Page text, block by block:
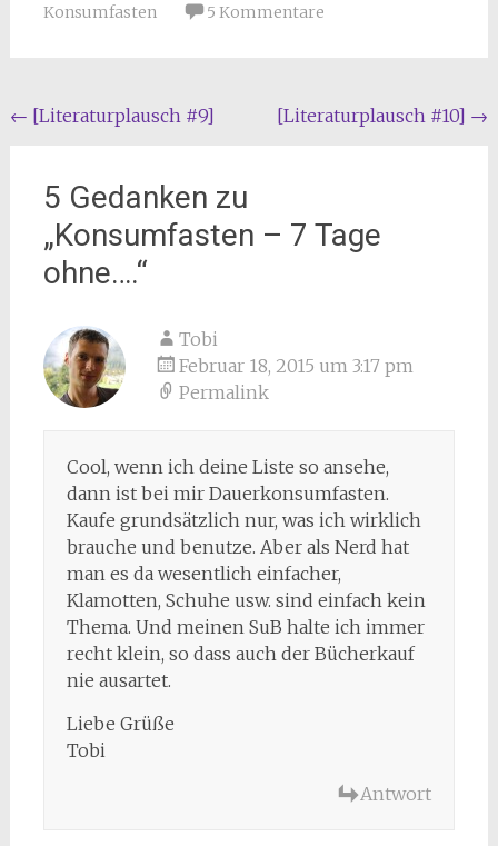
Konsumfasten
5 Kommentare
Beitragsnavigation
← [Literaturplausch #9] [Literaturplausch #10] →
5 Gedanken zu
„Konsumfasten – 7 Tage
ohne….“
Tobi
Februar 18, 2015 um 3:17 pm
Permalink
Cool, wenn ich deine Liste so ansehe,
dann ist bei mir Dauerkonsumfasten.
Kaufe grundsätzlich nur, was ich wirklich
brauche und benutze. Aber als Nerd hat
man es da wesentlich einfacher,
Klamotten, Schuhe usw. sind einfach kein
Thema. Und meinen SuB halte ich immer
recht klein, so dass auch der Bücherkauf
nie ausartet.
Liebe Grüße
Tobi
Antwort